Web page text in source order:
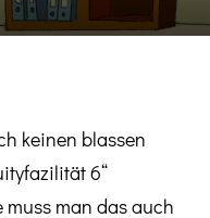
keinen blassen
6“
man das auch